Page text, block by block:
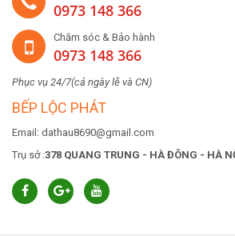
0973 148 366
Chăm sóc & Bảo hành
0973 148 366
Phục vụ 24/7(cả ngày lễ và CN)
BẾP LỘC PHÁT
Email: dathau8690@gmail.com
Trụ sở :378 QUANG TRUNG - HÀ ĐÔNG - HÀ